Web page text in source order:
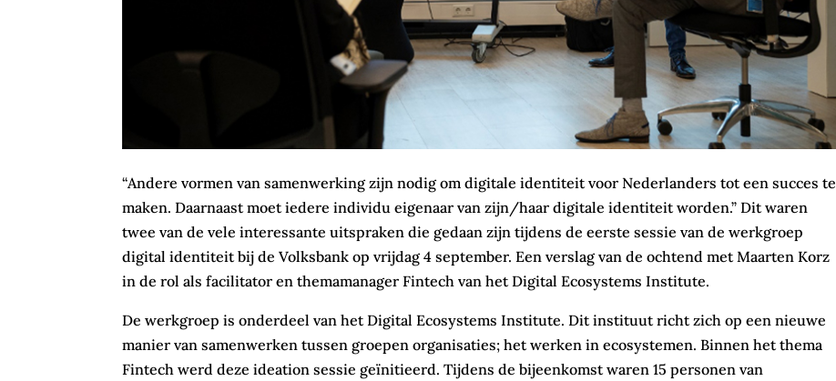
“Andere vormen van samenwerking zijn nodig om digitale identiteit voor Nederlanders tot een succes te
maken. Daarnaast moet iedere individu eigenaar van zijn/haar digitale identiteit worden.” Dit waren
twee van de vele interessante uitspraken die gedaan zijn tijdens de eerste sessie van de werkgroep
digital identiteit bij de Volksbank op vrijdag 4 september. Een verslag van de ochtend met Maarten Korz
in de rol als facilitator en themamanager Fintech van het Digital Ecosystems Institute.
De werkgroep is onderdeel van het Digital Ecosystems Institute. Dit instituut richt zich op een nieuwe
manier van samenwerken tussen groepen organisaties; het werken in ecosystemen. Binnen het thema
Fintech werd deze ideation sessie geïnitieerd. Tijdens de bijeenkomst waren 15 personen van